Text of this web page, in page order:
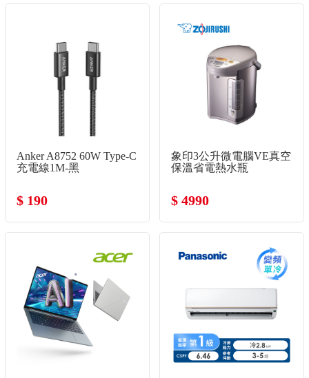
Anker A8752 60W Type-C
充電線1M-黑
$ 190
象印3公升微電腦VE真空
保溫省電熱水瓶
$ 4990